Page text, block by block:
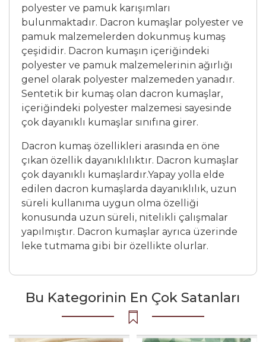
polyester ve pamuk karışımları
bulunmaktadır. Dacron kumaşlar polyester ve
pamuk malzemelerden dokunmuş kumaş
çeşididir. Dacron kumaşın içeriğindeki
polyester ve pamuk malzemelerinin ağırlığı
genel olarak polyester malzemeden yanadır.
Sentetik bir kumaş olan dacron kumaşlar,
içeriğindeki polyester malzemesi sayesinde
çok dayanıklı kumaşlar sınıfına girer.
Dacron kumaş özellikleri arasında en öne
çıkan özellik dayanıklılıktır. Dacron kumaşlar
çok dayanıklı kumaşlardır.Yapay yolla elde
edilen dacron kumaşlarda dayanıklılık, uzun
süreli kullanıma uygun olma özelliği
konusunda uzun süreli, nitelikli çalışmalar
yapılmıştır. Dacron kumaşlar ayrıca üzerinde
leke tutmama gibi bir özellikte olurlar.
Bu Kategorinin En Çok Satanları